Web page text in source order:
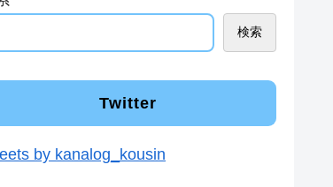
検索
Twitter
by kanalog_kousin